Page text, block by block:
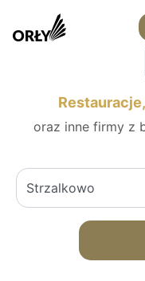
oraz inne firmy z